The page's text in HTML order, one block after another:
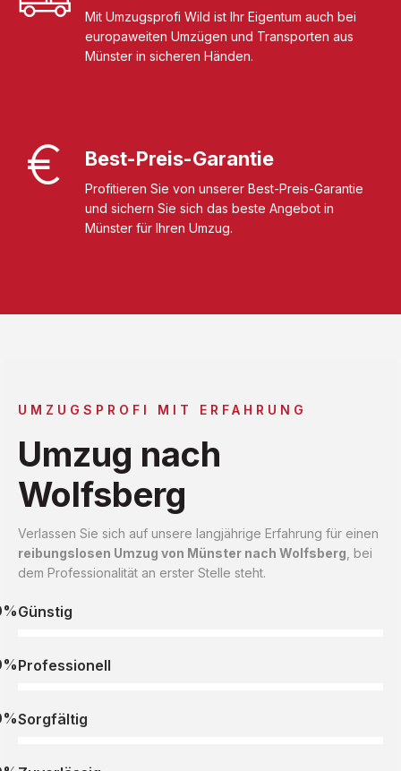
Mit Umzugsprofi Wild ist Ihr Eigentum auch bei
europaweiten Umzügen und Transporten aus
Münster in sicheren Händen.
Best-Preis-Garantie
Profitieren Sie von unserer Best-Preis-Garantie
und sichern Sie sich das beste Angebot in
Münster für Ihren Umzug.
UMZUGSPROFI MIT ERFAHRUNG
Umzug nach
Wolfsberg
Verlassen Sie sich auf unsere langjährige Erfahrung für einen
reibungslosen Umzug von Münster nach Wolfsberg , bei
dem Professionalität an erster Stelle steht.
Günstig
Professionell
Sorgfältig